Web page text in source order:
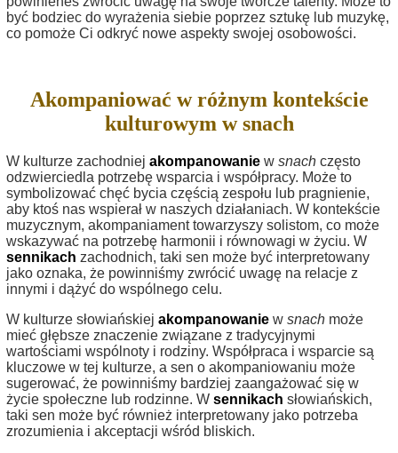
być bodziec do wyrażenia siebie poprzez sztukę lub muzykę,
co pomoże Ci odkryć nowe aspekty swojej osobowości.
Akompaniować w różnym kontekście
kulturowym w snach
W kulturze zachodniej akompanowanie w snach często
odzwierciedla potrzebę wsparcia i współpracy. Może to
symbolizować chęć bycia częścią zespołu lub pragnienie,
aby ktoś nas wspierał w naszych działaniach. W kontekście
muzycznym, akompaniament towarzyszy solistom, co może
wskazywać na potrzebę harmonii i równowagi w życiu. W
sennikach zachodnich, taki sen może być interpretowany
jako oznaka, że powinniśmy zwrócić uwagę na relacje z
innymi i dążyć do wspólnego celu.
W kulturze słowiańskiej akompanowanie w snach może
mieć głębsze znaczenie związane z tradycyjnymi
wartościami wspólnoty i rodziny. Współpraca i wsparcie są
kluczowe w tej kulturze, a sen o akompaniowaniu może
sugerować, że powinniśmy bardziej zaangażować się w
życie społeczne lub rodzinne. W sennikach słowiańskich,
taki sen może być również interpretowany jako potrzeba
zrozumienia i akceptacji wśród bliskich.